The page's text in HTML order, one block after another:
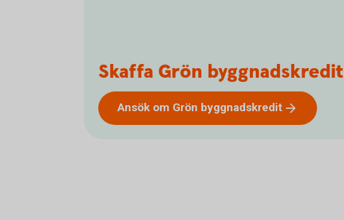
Skaffa Grön byggnadskredit
Ansök om Grön byggnadskredit